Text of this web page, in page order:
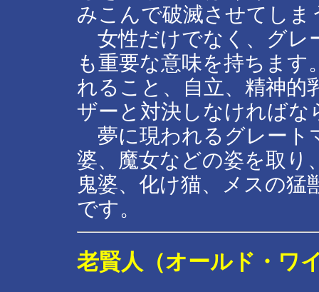
みこんで破滅させてしま
女性だけでなく、グレ
も重要な意味を持ちま
れること、自立、精神的
ザーと対決しなければな
夢に現われるグレート
婆、魔女などの姿を取り
鬼婆、化け猫、メスの
です。
老賢人（オールド・ワ